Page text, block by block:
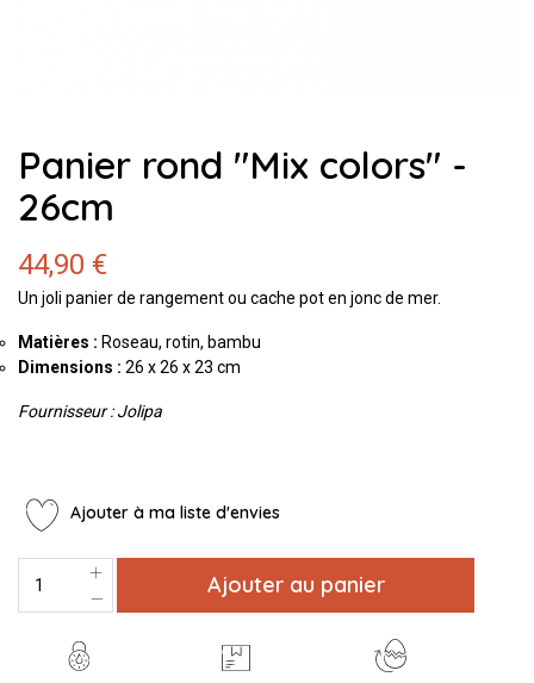
Panier rond "Mix colors" -
26cm
44,90 €
Un joli panier de rangement ou cache pot en jonc de mer.
Matières : Roseau, rotin, bambu
Dimensions : 26 x 26 x 23 cm
Fournisseur : Jolipa
Ajouter à ma liste d'envies
Ajouter au panier